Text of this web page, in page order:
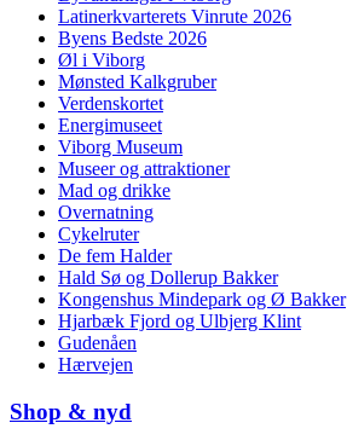
Latinerkvarterets Vinrute 2026
Byens Bedste 2026
Øl i Viborg
Mønsted Kalkgruber
Verdenskortet
Energimuseet
Viborg Museum
Museer og attraktioner
Mad og drikke
Overnatning
Cykelruter
De fem Halder
Hald Sø og Dollerup Bakker
Kongenshus Mindepark og Ø Bakker
Hjarbæk Fjord og Ulbjerg Klint
Gudenåen
Hærvejen
Shop & nyd